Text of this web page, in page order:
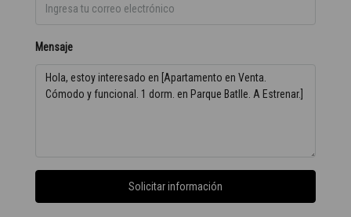
Mensaje
Solicitar información